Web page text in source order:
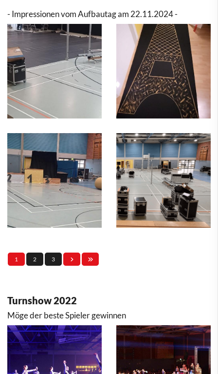
- Impressionen vom Aufbautag am 22.11.2024 -
1 2 3
Turnshow 2022
Möge der beste Spieler gewinnen